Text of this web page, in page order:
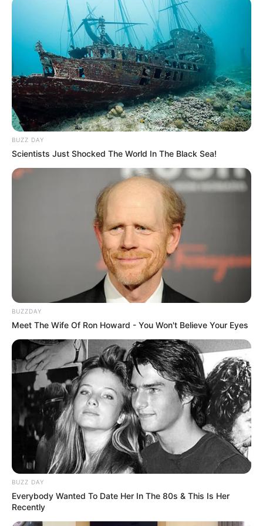
“Arena e Demave”.
BUZZ DAY
Scientists Just Shocked The World In The Black Sea!
BUZZDAY
Meet The Wife Of Ron Howard - You Won't Believe Your Eyes
BUZZ DAY
Everybody Wanted To Date Her In The 80s & This Is Her
Recently